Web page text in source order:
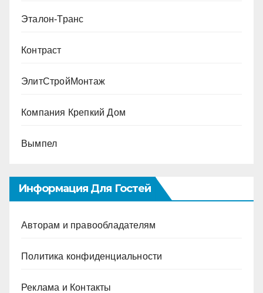
Эталон-Транс
Контраст
ЭлитСтройМонтаж
Компания Крепкий Дом
Вымпел
Информация Для Гостей
Авторам и правообладателям
Политика конфиденциальности
Реклама и Контакты